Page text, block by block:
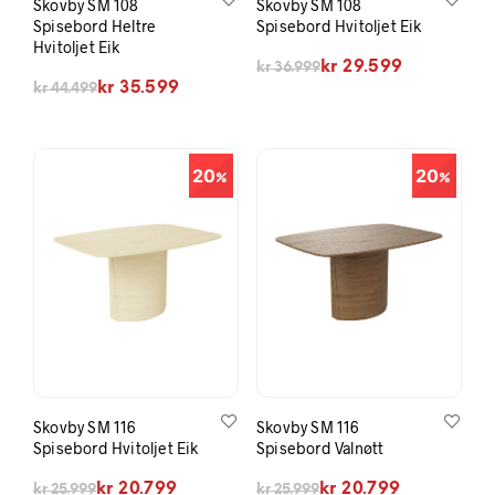
Skovby SM 108
Spisebord Heltre
Hvitoljet Eik
kr44.499
Opprinnelig pris var: kr 44.499.
kr 35.599
Nåværende pris er: kr 35.599.
Skovby SM 108
Spisebord Hvitoljet Eik
kr36.999
Opprinnelig pris var: kr 36.999.
kr 29.599
Nåværende pris er: kr 29.599.
20
Skovby SM 116
Spisebord Hvitoljet Eik
kr25.999
Opprinnelig pris var: kr 25.999.
kr 20.799
Nåværende pris er: kr 20.799.
20
Skovby SM 116
Spisebord Valnøtt
kr25.999
Opprinnelig pris var: kr 25.999.
kr 20.799
Nåværende pris er: kr 20.799.